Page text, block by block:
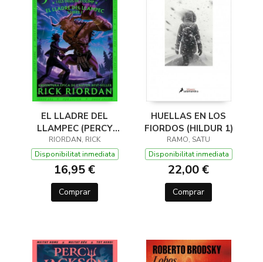
EL LLADRE DEL
LLAMPEC (PERCY
JACKSON I ELS DÉUS
DE L'OLIMP 1)
RIORDAN, RICK
Disponibilitat inmediata
16,95 €
Comprar
HUELLAS EN LOS
FIORDOS (HILDUR 1)
RAMO, SATU
Disponibilitat inmediata
22,00 €
Comprar